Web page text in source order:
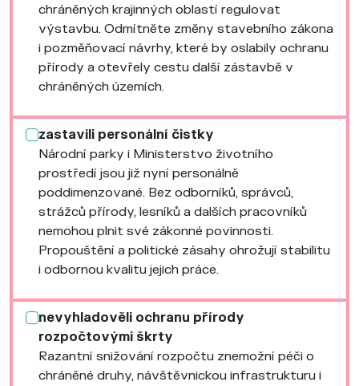
chráněných krajinných oblastí regulovat
výstavbu. Odmítněte změny stavebního zákona
i pozměňovací návrhy, které by oslabily ochranu
přírody a otevřely cestu další zástavbě v
chráněných územích.
zastavili personální čistky
Národní parky i Ministerstvo životního
prostředí jsou již nyní personálně
poddimenzované. Bez odborníků, správců,
strážců přírody, lesníků a dalších pracovníků
nemohou plnit své zákonné povinnosti.
Propouštění a politické zásahy ohrožují stabilitu
i odbornou kvalitu jejich práce.
nevyhladověli ochranu přírody
rozpočtovými škrty
Razantní snižování rozpočtu znemožní péči o
chráněné druhy, návštěvnickou infrastrukturu i